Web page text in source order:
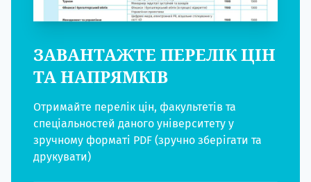
ЗАВАНТАЖТЕ ПЕРЕЛІК ЦІН
ТА НАПРЯМКІВ
Отримайте перелік цін, факультетів та
спеціальностей даного університету у
зручному форматі PDF (зручно зберігати та
друкувати)